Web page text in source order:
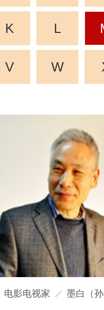
K L
V W
电影电视家 墨白（